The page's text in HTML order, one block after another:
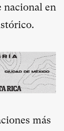
nacional en
más